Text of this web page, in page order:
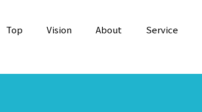
Top Vision About Service